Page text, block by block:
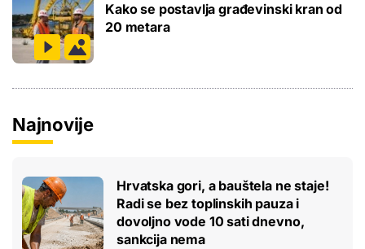
Kako se postavlja građevinski kran od
20 metara
Najnovije
Hrvatska gori, a bauštela ne staje!
Radi se bez toplinskih pauza i
dovoljno vode 10 sati dnevno,
sankcija nema